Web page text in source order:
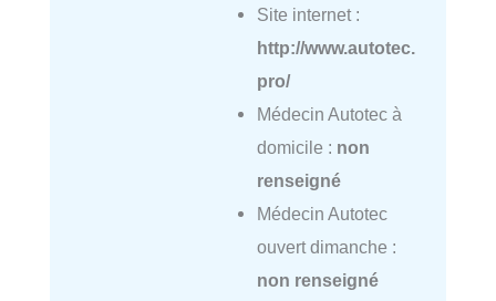
Site internet :
http://www.autotec.
pro/
Médecin Autotec à
domicile : non
renseigné
Médecin Autotec
ouvert dimanche :
non renseigné